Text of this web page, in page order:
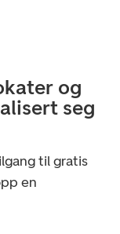
og
seg
til gratis
en